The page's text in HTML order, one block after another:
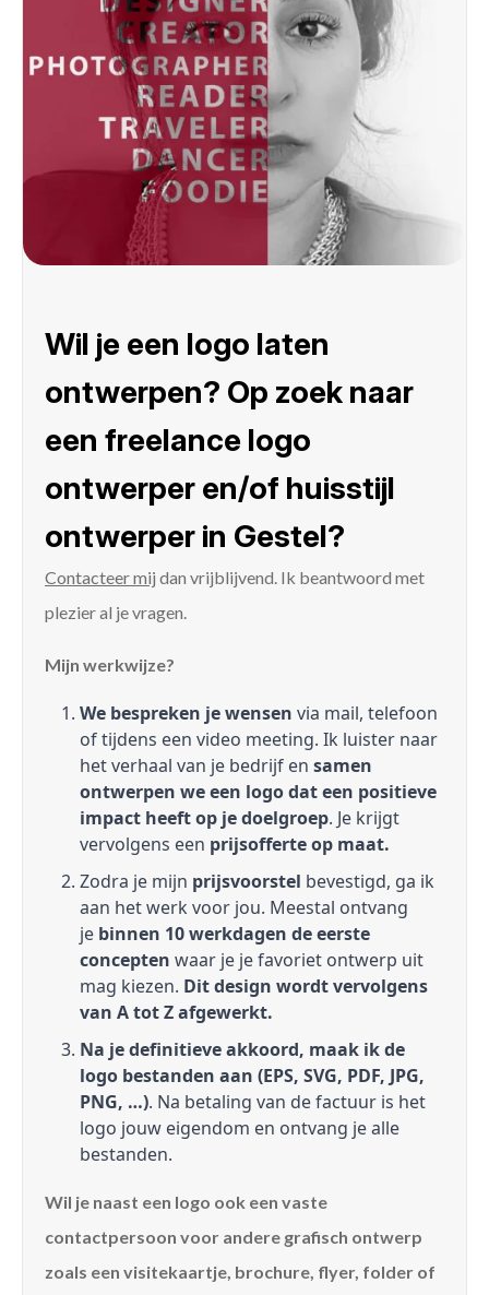
Wil je een logo laten
ontwerpen? Op zoek naar
een freelance logo
ontwerper en/of huisstijl
ontwerper in Gestel?
Contacteer mij dan vrijblijvend. Ik beantwoord met
plezier al je vragen.
Mijn werkwijze?
We bespreken je wensen via mail, telefoon
of tijdens een video meeting. Ik luister naar
het verhaal van je bedrijf en samen
ontwerpen we een logo dat een positieve
impact heeft op je doelgroep. Je krijgt
vervolgens een prijsofferte op maat.
Zodra je mijn prijsvoorstel bevestigd, ga ik
aan het werk voor jou. Meestal ontvang
je binnen 10 werkdagen de eerste
concepten waar je je favoriet ontwerp uit
mag kiezen. Dit design wordt vervolgens
van A tot Z afgewerkt.
Na je definitieve akkoord, maak ik de
logo bestanden aan (EPS, SVG, PDF, JPG,
PNG, …). Na betaling van de factuur is het
logo jouw eigendom en ontvang je alle
bestanden.
Wil je naast een logo ook een vaste
contactpersoon voor andere grafisch ontwerp
zoals een visitekaartje, brochure, flyer, folder of